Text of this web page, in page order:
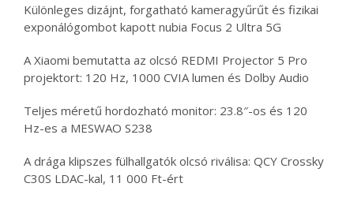
Különleges dizájnt, forgatható kameragyűrűt és fizikai
exponálógombot kapott nubia Focus 2 Ultra 5G
A Xiaomi bemutatta az olcsó REDMI Projector 5 Pro
projektort: 120 Hz, 1000 CVIA lumen és Dolby Audio
Teljes méretű hordozható monitor: 23.8″-os és 120
Hz-es a MESWAO S238
A drága klipszes fülhallgatók olcsó riválisa: QCY Crossky
C30S LDAC-kal, 11 000 Ft-ért